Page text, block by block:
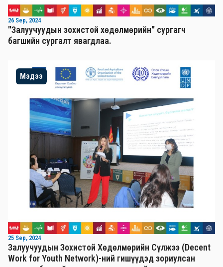
26 Sep, 2024
"Залуучуудын зохистой хөдөлмөрийн" сургагч
багшийн сургалт явагдлаа.
Мэдээ
25 Sep, 2024
Залуучуудын Зохистой Хөдөлмөрийн Сүлжээ (Decent
Work for Youth Network)-ний гишүүдэд зориулсан